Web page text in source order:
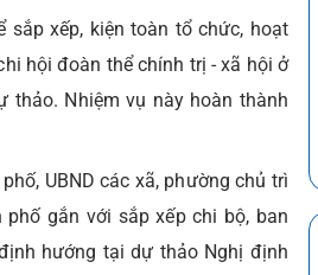
xếp, kiện toàn tổ chức, hoạt
hội đoàn thể chính trị - xã hội ở
thảo. Nhiệm vụ này hoàn thành
UBND các xã, phường chủ trì
gắn với sắp xếp chi bộ, ban
hướng tại dự thảo Nghị định